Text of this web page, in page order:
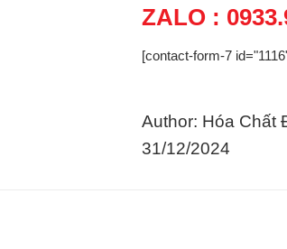
ZALO :
[contact-form-7
Author: Hóa Chất
31/12/2024